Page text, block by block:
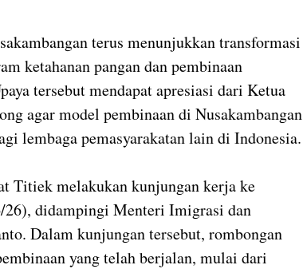
terus menunjukkan transformasi
ketahanan pangan dan pembinaan
tersebut mendapat apresiasi dari Ketua
agar model pembinaan di Nusakambangan
lembaga pemasyarakatan lain di Indonesia.
Titiek melakukan kunjungan kerja ke
26), didampingi Menteri Imigrasi dan
Dalam kunjungan tersebut, rombongan
yang telah berjalan, mulai dari